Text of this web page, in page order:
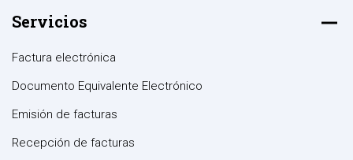
Servicios
Factura electrónica
Documento Equivalente Electrónico
Emisión de facturas
Recepción de facturas